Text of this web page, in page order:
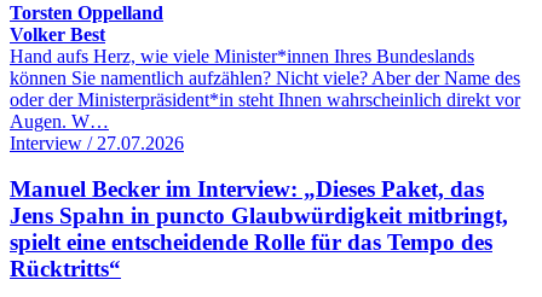
Torsten Oppelland
Volker Best
Hand aufs Herz, wie viele Minister*innen Ihres Bundeslands
können Sie namentlich aufzählen? Nicht viele? Aber der Name des
oder der Ministerpräsident*in steht Ihnen wahrscheinlich direkt vor
Augen. W…
Interview / 27.07.2026
Manuel Becker im Interview: „Dieses Paket, das
Jens Spahn in puncto Glaubwürdigkeit mitbringt,
spielt eine entscheidende Rolle für das Tempo des
Rücktritts“